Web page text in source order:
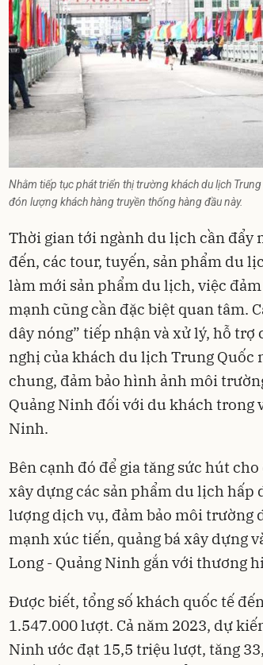
Nhằm tiếp tục phát triển thị trường khách du lịch
đón lượng khách hàng truyền thống hàng đầu này.
Thời gian tới ngành du lịch cần đẩy
đến, các tour, tuyến, sản phẩm du
làm mới sản phẩm du lịch, việc
mạnh cũng cần đặc biệt quan tâm.
dây nóng” tiếp nhận và xử lý, hỗ trợ
nghị của khách du lịch Trung Quốc
chung, đảm bảo hình ảnh môi
Quảng Ninh đối với du khách trong
Ninh.
Bên cạnh đó để gia tăng sức hút
xây dựng các sản phẩm du lịch hấp
lượng dịch vụ, đảm bảo môi trường
mạnh xúc tiến, quảng bá xây dựng
Long - Quảng Ninh gắn với thương
Được biết, tổng số khách quốc tế
1.547.000 lượt. Cả năm 2023, dự
Ninh ước đạt 15,5 triệu lượt, tăng